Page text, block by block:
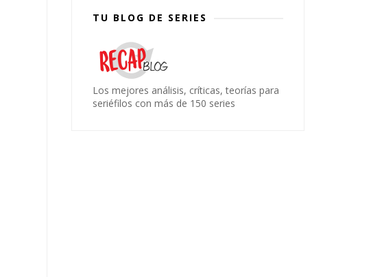
TU BLOG DE SERIES
Los mejores análisis, críticas, teorías para
seriéfilos con más de 150 series